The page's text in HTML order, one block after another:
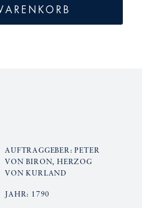
AUFTRAGGEBER: PETER
VON BIRON, HERZOG
VON KURLAND
JAHR: 1790